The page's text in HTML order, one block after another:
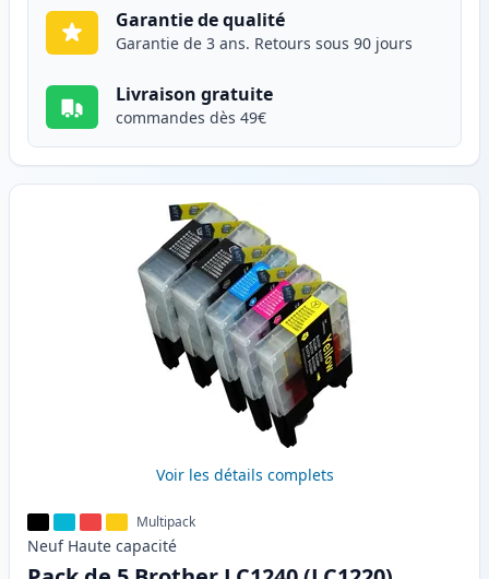
Garantie de qualité
Garantie de 3 ans. Retours sous 90 jours
Livraison gratuite
commandes dès 49€
Voir les détails complets
Multipack
Neuf Haute capacité